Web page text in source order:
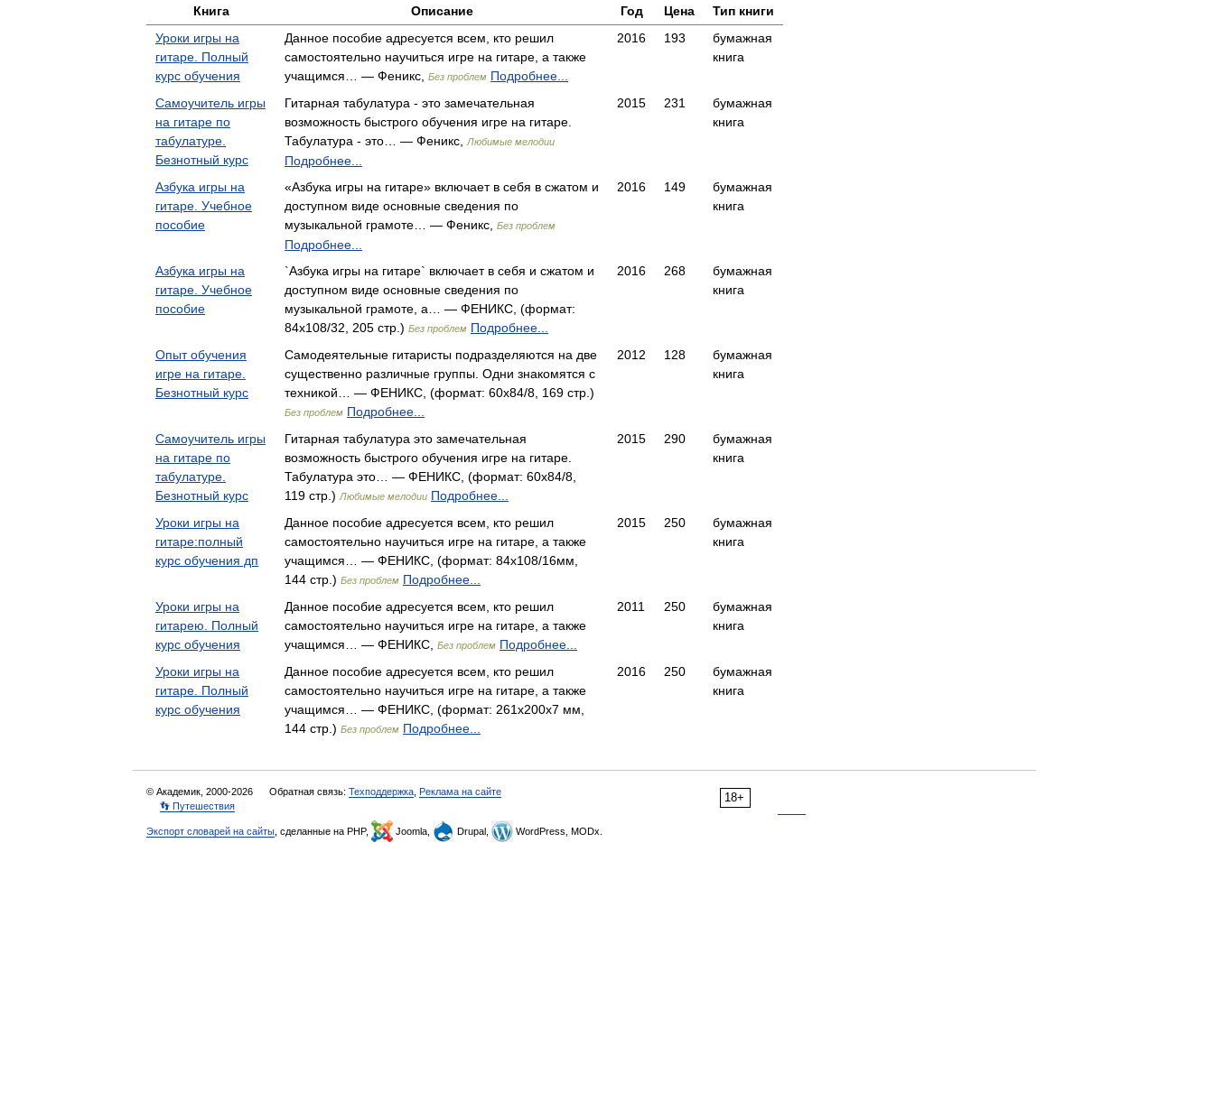
Книга Описание Год Цена
Тип книги
Уроки игры на
гитаре. Полный
курс обучения
Данное пособие адресуется всем, кто решил
самостоятельно научиться игре на гитаре, а также
учащимся… — Феникс,
Без проблем Подробнее...
2016 193
бумажная
книга
Самоучитель игры
на гитаре по
табулатуре.
Безнотный курс
Гитарная табулатура - это замечательная
возможность быстрого обучения игре на гитаре.
Табулатура - это… — Феникс,
Любимые мелодии
Подробнее...
2015 231
бумажная
книга
Азбука игры на
гитаре. Учебное
пособие
«Азбука игры на гитаре» включает в себя в сжатом и
доступном виде основные сведения по
музыкальной грамоте… — Феникс,
Без проблем
Подробнее...
2016 149
бумажная
книга
Азбука игры на
гитаре. Учебное
пособие
`Азбука игры на гитаре` включает в себя и сжатом и
доступном виде основные сведения по
музыкальной грамоте, а… — ФЕНИКС, (формат:
84x108/32, 205 стр.) Без проблем Подробнее...
2016 268
бумажная
книга
Опыт обучения
игре на гитаре.
Безнотный курс
Самодеятельные гитаристы подразделяются на две
существенно различные группы. Одни знакомятся с
техникой… — ФЕНИКС, (формат: 60x84/8, 169 стр.)
Без проблем Подробнее...
2012 128
бумажная
книга
Самоучитель игры
на гитаре по
табулатуре.
Безнотный курс
Гитарная табулатура это замечательная
возможность быстрого обучения игре на гитаре.
Табулатура это… — ФЕНИКС, (формат: 60x84/8,
119 стр.) Любимые мелодии Подробнее...
2015 290
бумажная
книга
Уроки игры на
гитаре:полный
курс обучения дп
Данное пособие адресуется всем, кто решил
самостоятельно научиться игре на гитаре, а также
учащимся… — ФЕНИКС, (формат: 84x108/16мм,
144 стр.) Без проблем Подробнее...
2015 250
бумажная
книга
Уроки игры на
гитарею. Полный
курс обучения
Данное пособие адресуется всем, кто решил
самостоятельно научиться игре на гитаре, а также
учащимся… — ФЕНИКС,
Без проблем Подробнее...
2011 250
бумажная
книга
Уроки игры на
гитаре. Полный
курс обучения
Данное пособие адресуется всем, кто решил
самостоятельно научиться игре на гитаре, а также
учащимся… — ФЕНИКС, (формат: 261х200х7 мм,
144 стр.) Без проблем Подробнее...
2016 250
бумажная
книга
18+
© Академик, 2000-2026 Обратная связь: Техподдержка Реклама на сайте
👣 Путешествия
Экспорт словарей на сайты , сделанные на PHP, Joomla, Drupal, WordPress, MODx.